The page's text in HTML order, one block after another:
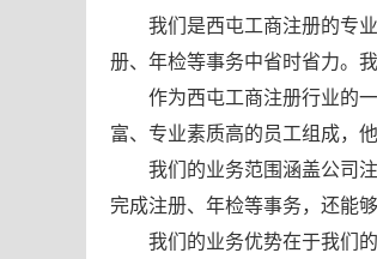
我们是西屯工商注册的专
册、年检等事务中省时省力。
作为西屯工商注册行业的
富、专业素质高的员工组成，
我们的业务范围涵盖公司
完成注册、年检等事务，还能
我们的业务优势在于我们